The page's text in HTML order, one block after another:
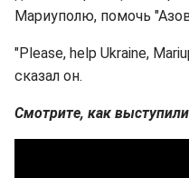
Мариуполю, помочь
"Please, help Ukraine,
сказал он.
Смотрите, как